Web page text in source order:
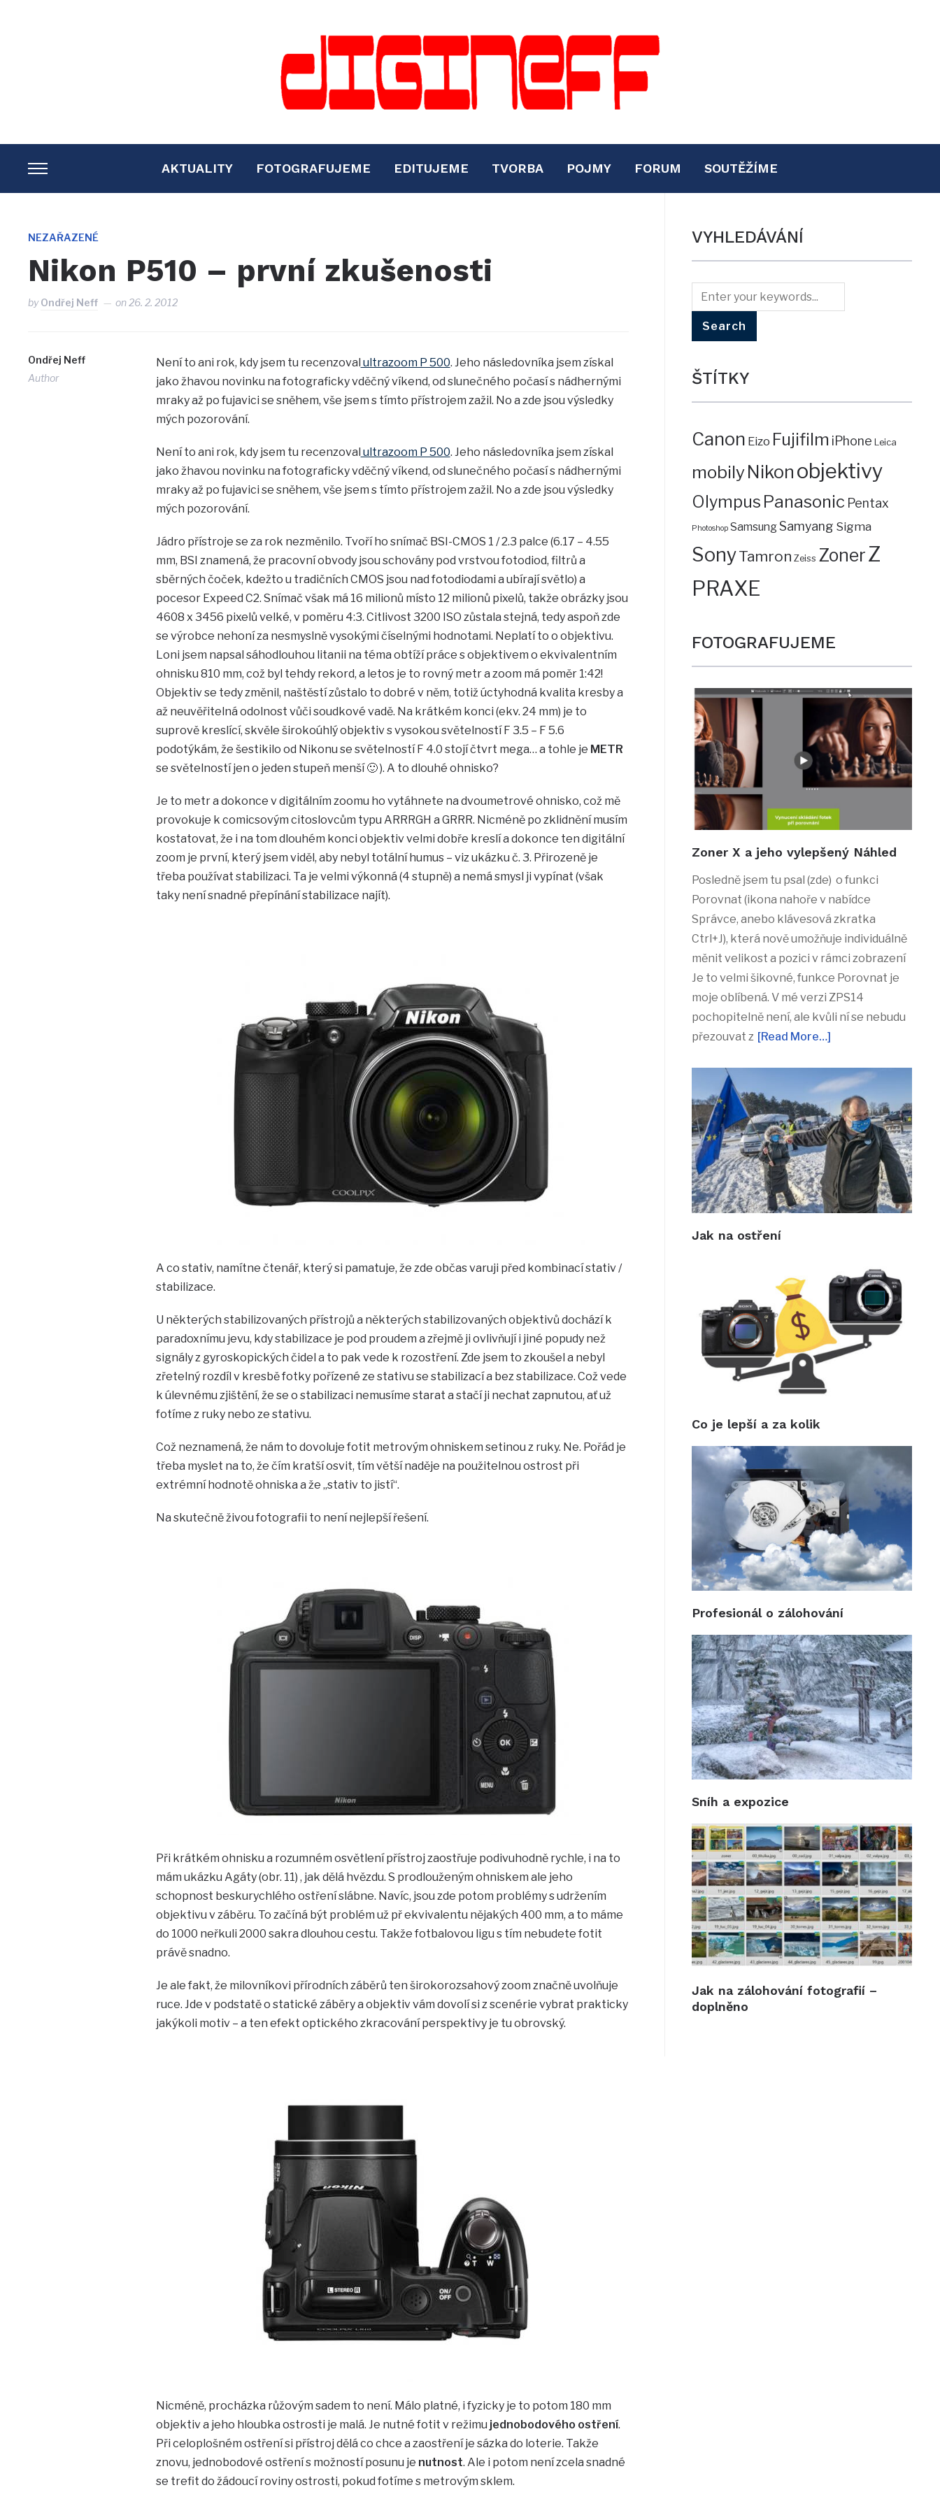
TOGGLE
SIDEBAR
NAVIGATION
AKTUALITY FOTOGRAFUJEME EDITUJEME TVORBA POJMY FORUM SOUTĚŽÍME
NEZAŘAZENÉ
Nikon P510 – první zkušenosti
byOndřej Neff on26. 2. 2012
Ondřej Neff
Author
Není to ani rok, kdy jsem tu recenzoval ultrazoom P 500. Jeho následovníka jsem získal
jako žhavou novinku na fotograficky vděčný víkend, od slunečného počasí s nádhernými
mraky až po fujavici se sněhem, vše jsem s tímto přístrojem zažil. No a zde jsou výsledky
mých pozorování.
Není to ani rok, kdy jsem tu recenzoval ultrazoom P 500. Jeho následovníka jsem získal
jako žhavou novinku na fotograficky vděčný víkend, od slunečného počasí s nádhernými
mraky až po fujavici se sněhem, vše jsem s tímto přístrojem zažil. No a zde jsou výsledky
mých pozorování.
Jádro přístroje se za rok nezměnilo. Tvoří ho snímač BSI-CMOS 1 / 2.3 palce (6.17 – 4.55
mm, BSI znamená, že pracovní obvody jsou schovány pod vrstvou fotodiod, filtrů a
sběrných čoček, kdežto u tradičních CMOS jsou nad fotodiodami a ubírají světlo) a
pocesor Expeed C2. Snímač však má 16 milionů místo 12 milionů pixelů, takže obrázky jsou
4608 x 3456 pixelů velké, v poměru 4:3. Citlivost 3200 ISO zůstala stejná, tedy aspoň zde
se výrobce nehoní za nesmyslně vysokými číselnými hodnotami. Neplatí to o objektivu.
Loni jsem napsal sáhodlouhou litanii na téma obtíží práce s objektivem o ekvivalentním
ohnisku 810 mm, což byl tehdy rekord, a letos je to rovný metr a zoom má poměr 1:42!
Objektiv se tedy změnil, naštěstí zůstalo to dobré v něm, totiž úctyhodná kvalita kresby a
až neuvěřitelná odolnost vůči soudkové vadě. Na krátkém konci (ekv. 24 mm) je to
suprově kreslící, skvěle širokoúhlý objektiv s vysokou světelností F 3.5 – F 5.6
podotýkám, že šestikilo od Nikonu se světelností F 4.0 stojí čtvrt mega… a tohle je METR
se světelností jen o jeden stupeň menší 🙂 ). A to dlouhé ohnisko?
Je to metr a dokonce v digitálním zoomu ho vytáhnete na dvoumetrové ohnisko, což mě
provokuje k comicsovým citoslovcům typu ARRRGH a GRRR. Nicméně po zklidnění musím
kostatovat, že i na tom dlouhém konci objektiv velmi dobře kreslí a dokonce ten digitální
zoom je první, který jsem viděl, aby nebyl totální humus – viz ukázku č. 3. Přirozeně je
třeba používat stabilizaci. Ta je velmi výkonná (4 stupně) a nemá smysl ji vypínat (však
taky není snadné přepínání stabilizace najít).
A co stativ, namítne čtenář, který si pamatuje, že zde občas varuji před kombinací stativ /
stabilizace.
U některých stabilizovaných přístrojů a některých stabilizovaných objektivů dochází k
paradoxnímu jevu, kdy stabilizace je pod proudem a zřejmě ji ovlivňují i jiné popudy než
signály z gyroskopických čidel a to pak vede k rozostření. Zde jsem to zkoušel a nebyl
zřetelný rozdíl v kresbě fotky pořízené ze stativu se stabilizací a bez stabilizace. Což vede
k úlevnému zjištění, že se o stabilizaci nemusíme starat a stačí ji nechat zapnutou, ať už
fotíme z ruky nebo ze stativu.
Což neznamená, že nám to dovoluje fotit metrovým ohniskem setinou z ruky. Ne. Pořád je
třeba myslet na to, že čím kratší osvit, tím větší naděje na použitelnou ostrost při
extrémní hodnotě ohniska a že „stativ to jistí“.
Na skutečně živou fotografii to není nejlepší řešení.
Při krátkém ohnisku a rozumném osvětlení přístroj zaostřuje podivuhodně rychle, i na to
mám ukázku Agáty (obr. 11) , jak dělá hvězdu. S prodlouženým ohniskem ale jeho
schopnost beskurychlého ostření slábne. Navíc, jsou zde potom problémy s udržením
objektivu v záběru. To začíná být problém už př ekvivalentu nějakých 400 mm, a to máme
do 1000 neřkuli 2000 sakra dlouhou cestu. Takže fotbalovou ligu s tím nebudete fotit
právě snadno.
Je ale fakt, že milovníkovi přírodních záběrů ten širokorozsahový zoom značně uvolňuje
ruce. Jde v podstatě o statické záběry a objektiv vám dovolí si z scenérie vybrat prakticky
jakýkoli motiv – a ten efekt optického zkracování perspektivy je tu obrovský.
Nicméně, procházka růžovým sadem to není. Málo platné, i fyzicky je to potom 180 mm
objektiv a jeho hloubka ostrosti je malá. Je nutné fotit v režimu jednobodového ostření.
Při celoplošném ostření si přístroj dělá co chce a zaostření je sázka do loterie. Takže
znovu, jednobodové ostření s možností posunu je nutnost. Ale i potom není zcela snadné
se trefit do žádoucí roviny ostrosti, pokud fotíme s metrovým sklem.
VYHLEDÁVÁNÍ
ŠTÍTKY
Canon Eizo Fujifilm iPhone Leica
mobilyNikon objektivy
Olympus Panasonic Pentax
Photoshop SamsungSamyang Sigma
SonyTamron Zeiss ZonerZ
PRAXE
FOTOGRAFUJEME
Zoner X a jeho vylepšený Náhled
Posledně jsem tu psal (zde) o funkci
Porovnat (ikona nahoře v nabídce
Správce, anebo klávesová zkratka
Ctrl+J), která nově umožňuje individuálně
měnit velikost a pozici v rámci zobrazení
Je to velmi šikovné, funkce Porovnat je
moje oblíbená. V mé verzi ZPS14
pochopitelně není, ale kvůli ní se nebudu
přezouvat z [Read More…]
Jak na ostření
Co je lepší a za kolik
Profesionál o zálohování
Sníh a expozice
Jak na zálohování fotografií –
doplněno